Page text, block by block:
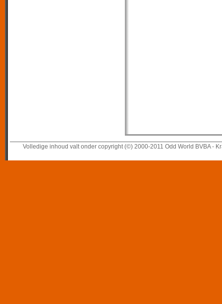
Volledige inhoud valt onder copyright (©) 2000-2011 Odd World BVBA -